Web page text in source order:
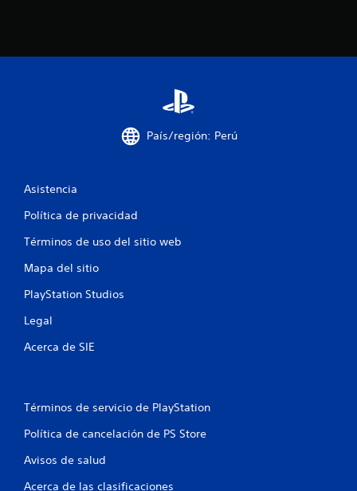
País/región: Perú
Asistencia
Política de privacidad
Términos de uso del sitio web
Mapa del sitio
PlayStation Studios
Legal
Acerca de SIE
Términos de servicio de PlayStation
Política de cancelación de PS Store
Avisos de salud
Acerca de las clasificaciones